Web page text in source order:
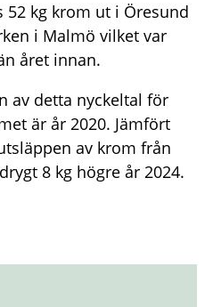
52 kg krom ut i Öresund
i Malmö vilket var
året innan.
av detta nyckeltal för
är år 2020. Jämfört
av krom från
8 kg högre år 2024.